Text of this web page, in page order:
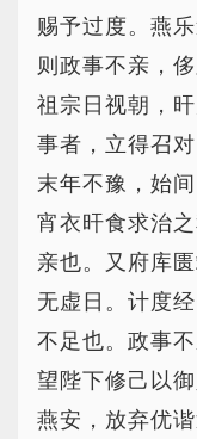
赐予过度。燕
则政事不亲，
祖宗日视朝，
事者，立得召
末年不豫，始
宵衣旰食求治
亲也。又府库
无虚日。计度
不足也。政事
望陛下修己以
燕安，放弃优